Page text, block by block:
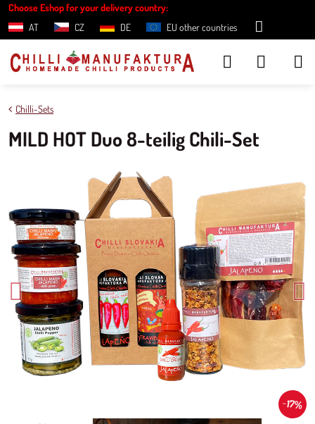
Choose Eshop for your delivery country:
AT
CZ DE EU other countries
17%
Chilli-Sets
MILD HOT Duo 8-teilig Chili-Set